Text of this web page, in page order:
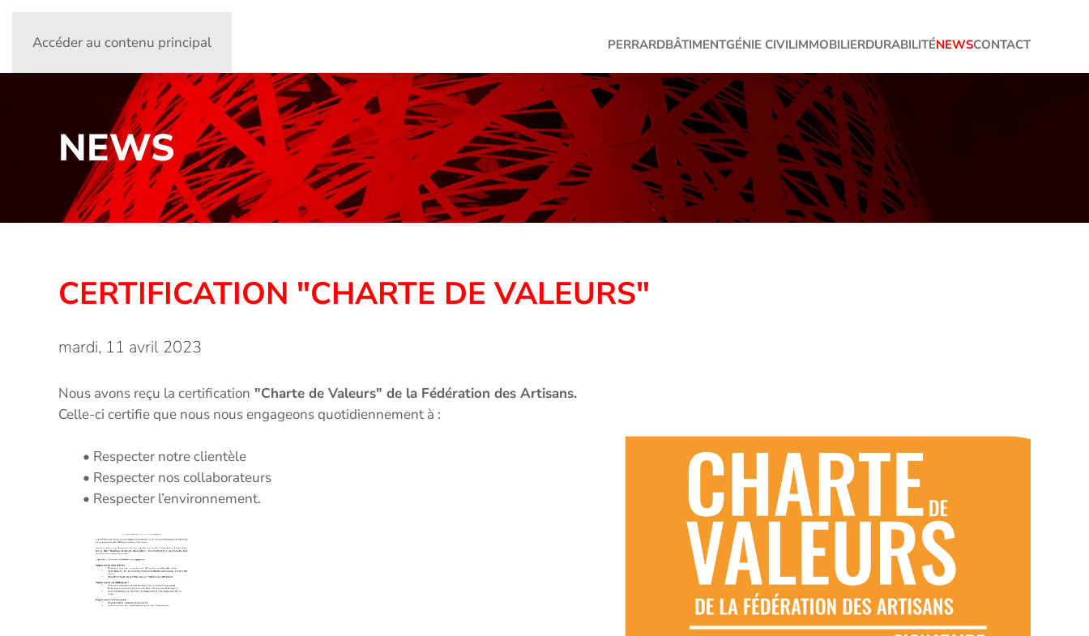
Accéder au contenu principal PERRARDBÂTIMENTGÉNIE CIVILIMMOBILIERDURABILITÉNEWSCONTACT
NEWS
CERTIFICATION "CHARTE DE VALEURS"
mardi, 11 avril 2023
Nous avons reçu la certification "Charte de Valeurs" de la Fédération des Artisans.
Celle-ci certifie que nous nous engageons quotidiennement à :
• Respecter notre clientèle
• Respecter nos collaborateurs
• Respecter l’environnement.